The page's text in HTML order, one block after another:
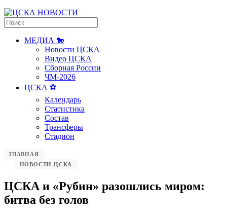
МЕДИА 🐎
Новости ЦСКА
Видео ЦСКА
Сборная России
ЧМ-2026
ЦСКА ⚽️
Календарь
Статистика
Состав
Трансферы
Стадион
ГЛАВНАЯ
НОВОСТИ ЦСКА
ЦСКА и «Рубин» разошлись миром:
битва без голов